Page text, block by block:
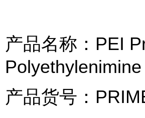
产品名称：PEI
Polyethylenimine
产品货号：